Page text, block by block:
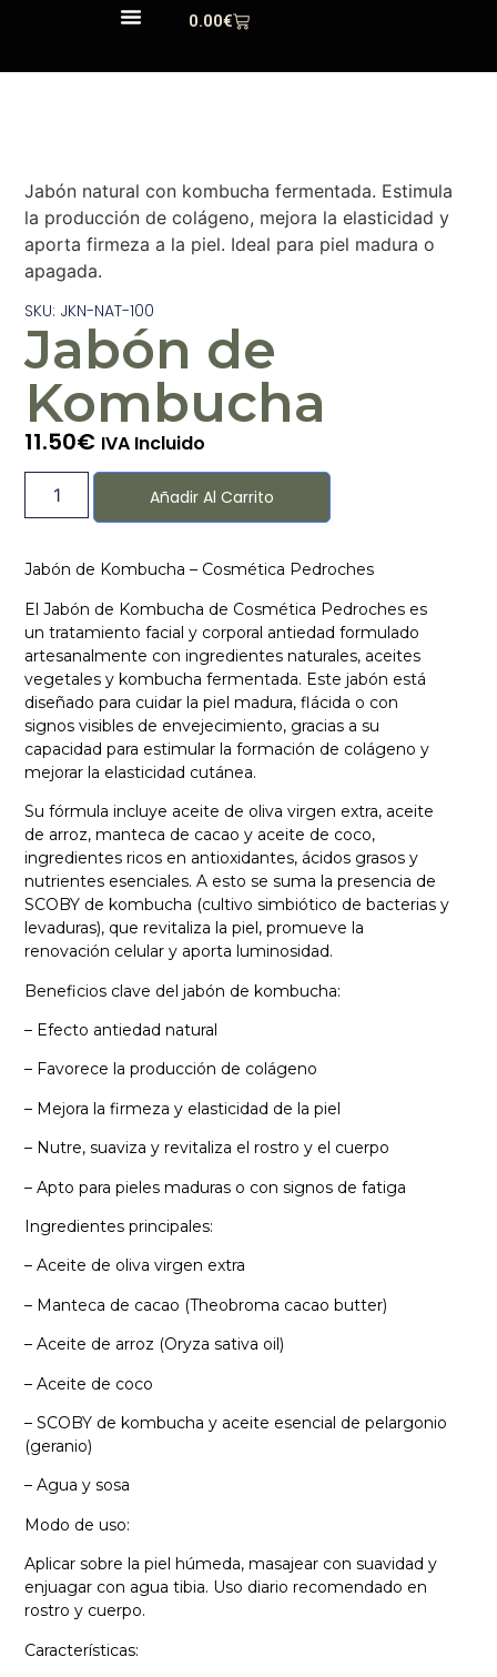
0.00€
SKU: JKN-NAT-100
Jabón de
Kombucha
11.50€ IVA Incluido
Añadir Al Carrito
Jabón de Kombucha – Cosmética Pedroches
El Jabón de Kombucha de Cosmética Pedroches es
un tratamiento facial y corporal antiedad formulado
artesanalmente con ingredientes naturales, aceites
vegetales y kombucha fermentada. Este jabón está
diseñado para cuidar la piel madura, flácida o con
signos visibles de envejecimiento, gracias a su
capacidad para estimular la formación de colágeno y
mejorar la elasticidad cutánea.
Su fórmula incluye aceite de oliva virgen extra, aceite
de arroz, manteca de cacao y aceite de coco,
ingredientes ricos en antioxidantes, ácidos grasos y
nutrientes esenciales. A esto se suma la presencia de
SCOBY de kombucha (cultivo simbiótico de bacterias y
levaduras), que revitaliza la piel, promueve la
renovación celular y aporta luminosidad.
Beneficios clave del jabón de kombucha:
– Efecto antiedad natural
– Favorece la producción de colágeno
– Mejora la firmeza y elasticidad de la piel
– Nutre, suaviza y revitaliza el rostro y el cuerpo
– Apto para pieles maduras o con signos de fatiga
Ingredientes principales:
– Aceite de oliva virgen extra
– Manteca de cacao (Theobroma cacao butter)
– Aceite de arroz (Oryza sativa oil)
– Aceite de coco
– SCOBY de kombucha y aceite esencial de pelargonio
(geranio)
– Agua y sosa
Modo de uso:
Aplicar sobre la piel húmeda, masajear con suavidad y
enjuagar con agua tibia. Uso diario recomendado en
rostro y cuerpo.
Características:
Jabón natural con kombucha fermentada. Estimula
la producción de colágeno, mejora la elasticidad y
aporta firmeza a la piel. Ideal para piel madura o
apagada.